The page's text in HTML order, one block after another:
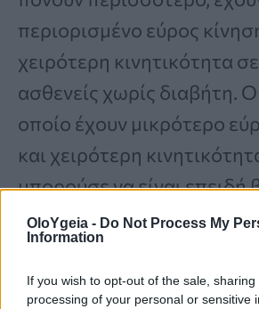
OloYgeia - Do Not Process My
Information
If you wish to opt-out of the sale,
processing of your personal or sensitive
περιορισμένο εύρος
χειρότερη κινητικότητα
ασθενείς χωρίς διαβήτη.
οποίο έχουν μικρότερο
και χειρότερη
μπορούσε να είναι επειδή
εντονότερο πόνο, ο
την ικανότητά τους να
ασκήσεις που